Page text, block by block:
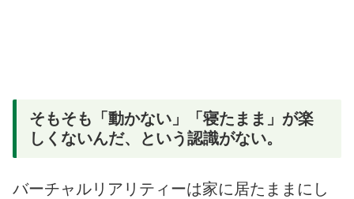
そもそも「動かない」「寝たまま」が楽
しくないんだ、という認識がない。
バーチャルリアリティーは家に居たままにし